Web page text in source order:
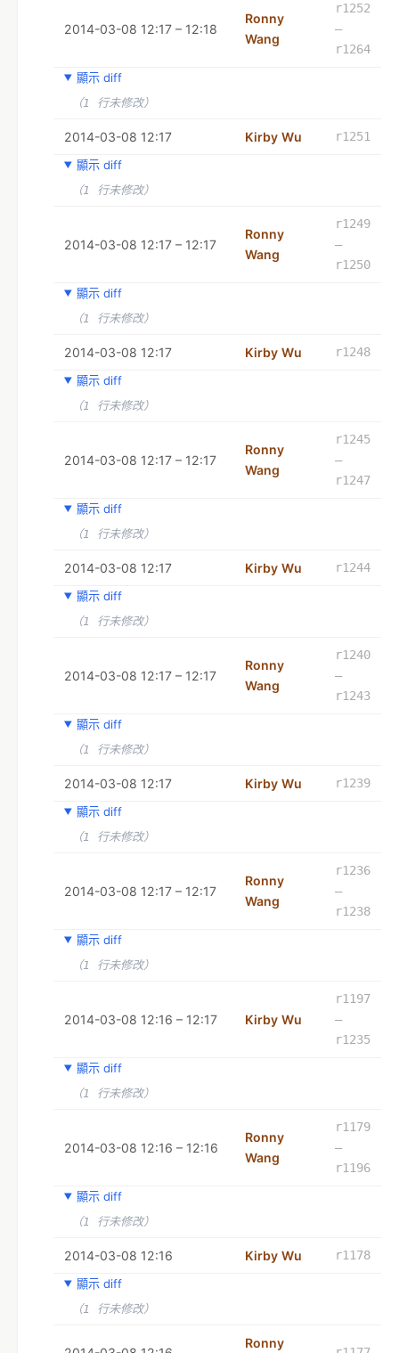
2014-03-08 12:17 – 12:18
Ronny
Wang
r1252
–
r1264
顯示 diff
（1 行未修改）
2014-03-08 12:17 Kirby Wu
r1251
顯示 diff
（1 行未修改）
2014-03-08 12:17 – 12:17
Ronny
Wang
r1249
–
r1250
顯示 diff
（1 行未修改）
2014-03-08 12:17 Kirby Wu
r1248
顯示 diff
（1 行未修改）
2014-03-08 12:17 – 12:17
Ronny
Wang
r1245
–
r1247
顯示 diff
（1 行未修改）
2014-03-08 12:17 Kirby Wu
r1244
顯示 diff
（1 行未修改）
2014-03-08 12:17 – 12:17
Ronny
Wang
r1240
–
r1243
顯示 diff
（1 行未修改）
2014-03-08 12:17 Kirby Wu
r1239
顯示 diff
（1 行未修改）
2014-03-08 12:17 – 12:17
Ronny
Wang
r1236
–
r1238
顯示 diff
（1 行未修改）
2014-03-08 12:16 – 12:17 Kirby Wu
r1197
–
r1235
顯示 diff
（1 行未修改）
2014-03-08 12:16 – 12:16
Ronny
Wang
r1179
–
r1196
顯示 diff
（1 行未修改）
2014-03-08 12:16 Kirby Wu
r1178
顯示 diff
（1 行未修改）
Ronny